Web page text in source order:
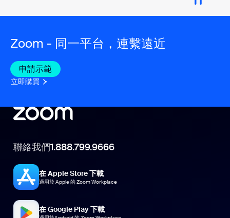
Zoom - 同一平台，連繫遠近
申請示範
立即購買
聯絡我們1.888.799.9666
在 Apple Store 下載
適用於 Apple 的 Zoom Workplace
在 Google Play 下載